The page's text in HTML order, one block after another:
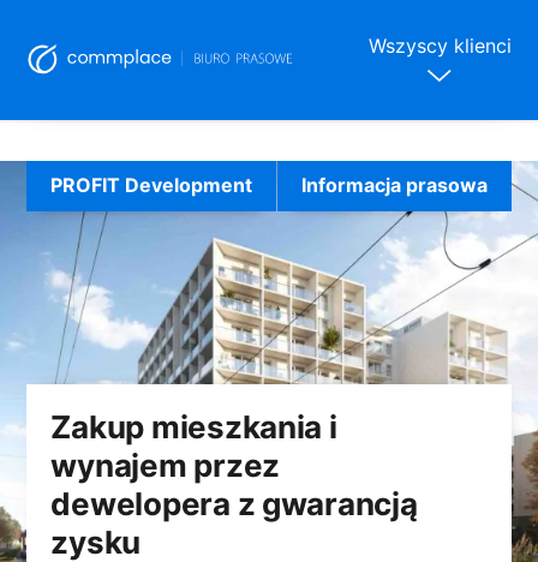
to
content
Wszyscy klienci
Zakup mieszkania i
wynajem przez
dewelopera z gwarancją
zysku
PROFIT Development Informacja prasowa